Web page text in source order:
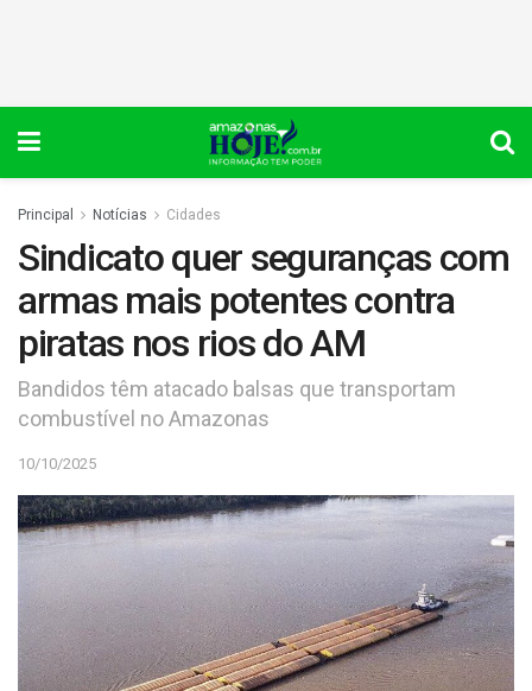
Principal Notícias Cidades
Sindicato quer seguranças com
armas mais potentes contra
piratas nos rios do AM
Bandidos têm atacado balsas que transportam
combustível no Amazonas
10/10/2025